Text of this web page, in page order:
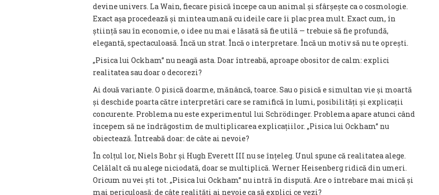
devine univers. La Wain, fiecare pisică începe ca un animal și sfârșește ca o cosmologie.
Exact așa procedează și mintea umană cu ideile care îi plac prea mult. Exact cum, în
știință sau în economie, o idee nu mai e lăsată să fie utilă — trebuie să fie profundă,
elegantă, spectaculoasă. Încă un strat. Încă o interpretare. Încă un motiv să nu te oprești.
„Pisica lui Ockham” nu neagă asta. Doar întreabă, aproape obositor de calm: explici
realitatea sau doar o decorezi?
Ai două variante. O pisică doarme, mănâncă, toarce. Sau o pisică e simultan vie și moartă
și deschide poarta către interpretări care se ramifică în lumi, posibilități și explicații
concurente. Problema nu este experimentul lui Schrödinger. Problema apare atunci când
începem să ne îndrăgostim de multiplicarea explicațiilor. „Pisica lui Ockham” nu
obiectează. Întreabă doar: de câte ai nevoie?
În colțul lor, Niels Bohr și Hugh Everett III nu se înțeleg. Unul spune că realitatea alege.
Celălalt că nu alege niciodată, doar se multiplică. Werner Heisenberg ridică din umeri.
Oricum nu vei ști tot. „Pisica lui Ockham” nu intră în dispută. Are o întrebare mai mică și
mai periculoasă: de câte realități ai nevoie ca să explici ce vezi?